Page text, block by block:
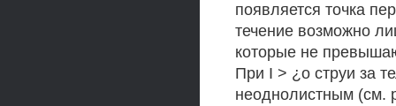
появляется точка
течение возможно
которые не
При I > ¿о струи за
неоднолистным (см.